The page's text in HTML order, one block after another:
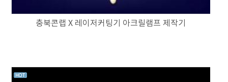
충북콘랩 X 레이저커팅기 아크릴램프 제작기